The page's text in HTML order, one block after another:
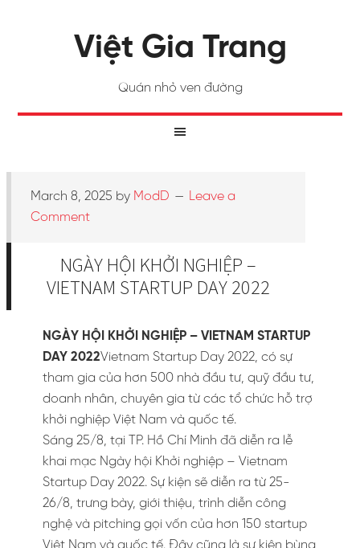
Việt Gia Trang
Quán nhỏ ven đường
March 8, 2025 by ModD
Leave a
Comment
NGÀY HỘI KHỞI NGHIỆP –
VIETNAM STARTUP DAY 2022
NGÀY HỘI KHỞI NGHIỆP – VIETNAM STARTUP
DAY 2022Vietnam Startup Day 2022, có sự
tham gia của hơn 500 nhà đầu tư, quỹ đầu tư,
doanh nhân, chuyên gia từ các tổ chức hỗ trợ
khởi nghiệp Việt Nam và quốc tế.
Sáng 25/8, tại TP. Hồ Chí Minh đã diễn ra lễ
khai mạc Ngày hội Khởi nghiệp – Vietnam
Startup Day 2022. Sự kiện sẽ diễn ra từ 25-
26/8, trưng bày, giới thiệu, trình diễn công
nghệ và pitching gọi vốn của hơn 150 startup
Việt Nam và quốc tế. Đây cũng là sự kiện bùng